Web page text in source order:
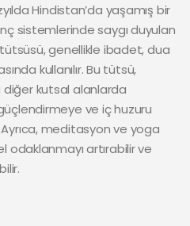
Hindistan’da yaşamış bir
sistemlerinde saygı duyulan
genellikle ibadet, dua
kullanılır. Bu tütsü,
diğer kutsal alanlarda
ve iç huzuru
Ayrıca, meditasyon ve yoga
odaklanmayı artırabilir ve